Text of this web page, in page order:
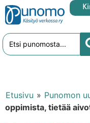
Etusivu » Punomon
oppimista, tietää